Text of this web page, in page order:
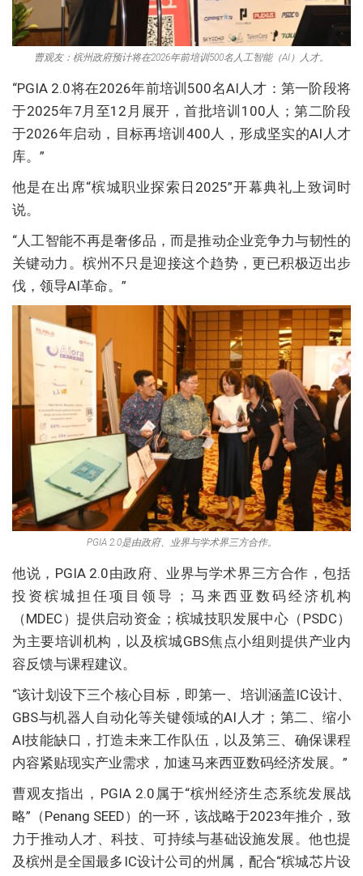
曹观友：槟州政府预计将在2026年前培训500名人工智能（AI）人才。
“PGIA 2.0将在2026年前培训500名AI人才：第一阶段将
于2025年7月至12月展开，首批培训100人；第二阶段
于2026年启动，目标再培训400人，形成坚实的AI人才
库。”
他是在出席“槟城职业探索日2025”开幕典礼上致词时
说。
“人工智能不再是奢侈品，而是推动企业竞争力与韧性的
关键动力。槟州不只是迎接这个趋势，更已积极迈出步
伐，领导AI革命。”
PGIA 2.0是由政府、业界与学术界三方合作。
他说，PGIA 2.0由政府、业界与学术界三方合作，包括
投资槟城担任项目领导；马来西亚数码经济机构
（MDEC）提供启动资金；槟城技职发展中心（PSDC）
为主要培训机构，以及槟城GBS焦点小组则提供产业内
容反馈与课程建议。
“该计划设下三个核心目标，即第一、培训涵盖IC设计、
GBS与机器人自动化等关键领域的AI人才；第二、缩小
AI技能缺口，打造未来工作队伍，以及第三、确保课程
内容紧贴现实产业需求，加速马来西亚数码经济发展。”
曹观友指出，PGIA 2.0属于“槟州经济生态系统发展战
略”（Penang SEED）的一环，该战略于2023年推介，致
力于推动人才、科技、可持续与基础设施发展。他也提
及槟州是全国最多IC设计公司的州属，配合“槟城芯片设